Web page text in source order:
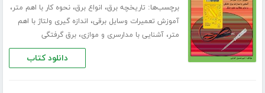
برچسب‌ها: تاریخچه برق، انواع برق،نحوه کار با اهم متر،
آموزش تعمیرات وسایل برقی، اندازه گیری ولتاژ با اهم
متر،آشنایی با مدارسری و موازی،برق گرفتگی
دانلود کتاب